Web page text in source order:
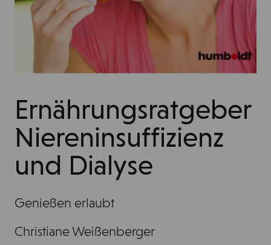
Ernährungsratgeber
Niereninsuffizienz
und Dialyse
Genießen erlaubt
Christiane Weißenberger